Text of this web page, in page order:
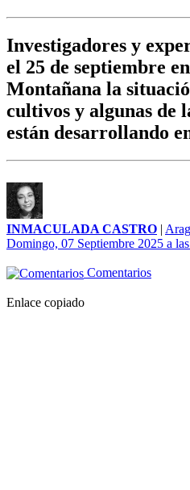
Investigadores y
el 25 de septiembre
Montañana la
cultivos y algunas de
están desarrollando
INMACULADA CASTRO |
Domingo, 07 Septiembre 2025 a
Comentarios
Enlace copiado